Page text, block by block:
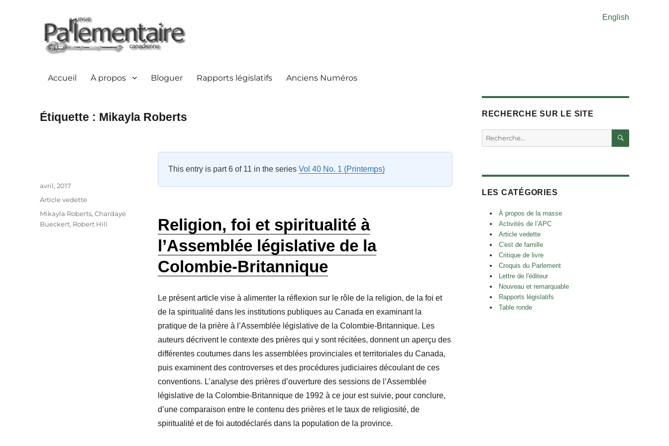
English
Accueil À propos Bloguer Rapports législatifs Anciens Numéros
Étiquette : Mikayla Roberts
This entry is part 6 of 11 in the series Vol 40 No. 1 (Printemps)
Religion, foi et spiritualité à
l’Assemblée législative de la
Colombie-Britannique
Le présent article vise à alimenter la réflexion sur le rôle de la religion, de la foi et
de la spiritualité dans les institutions publiques au Canada en examinant la
pratique de la prière à l’Assemblée législative de la Colombie-Britannique. Les
auteurs décrivent le contexte des prières qui y sont récitées, donnent un aperçu des
différentes coutumes dans les assemblées provinciales et territoriales du Canada,
puis examinent des controverses et des procédures judiciaires découlant de ces
conventions. L’analyse des prières d’ouverture des sessions de l’Assemblée
législative de la Colombie-Britannique de 1992 à ce jour est suivie, pour conclure,
d’une comparaison entre le contenu des prières et le taux de religiosité, de
spiritualité et de foi autodéclarés dans la population de la province.
Auteur
Publié
avril, 2017
Catégories
Article vedette
Étiquettes
Mikayla Roberts,Chardaye
Bueckert, Robert Hill
RECHERCHE SUR LE SITE
Rechercher :
LES CATÉGORIES
À propos de la masse
Activités de l’APC
Article vedette
C'est de famille
Critique de livre
Croquis du Parlement
Lettre de l'éditeur
Nouveau et remarquable
Rapports législatifs
Table ronde